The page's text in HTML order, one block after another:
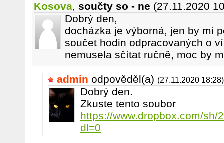
Kosova, součty so - ne (27.11.2020
Dobrý den,
docházka je výborná, jen by mi
součet hodin odpracovaných o
nemusela sčítat ručně, moc by
admin odpověděl(a) (27.11.2020 18:28)
Dobrý den.
Zkuste tento soubor
https://www.dropbox.com/sh/
dl=0